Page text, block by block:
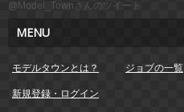
@Model_Townさんのツイート
MENU
モデルタウンとは？ ジョブの一覧
新規登録・ログイン